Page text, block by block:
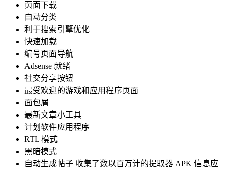
页面下载
自动分类
利于搜索引擎优化
快速加载
编号页面导航
Adsense 就绪
社交分享按钮
最受欢迎的游戏和应用程序页面
面包屑
最新文章小工具
计划软件应用程序
RTL 模式
黑暗模式
自动生成帖子 收集了数以百万计的提取器 APK 信息应